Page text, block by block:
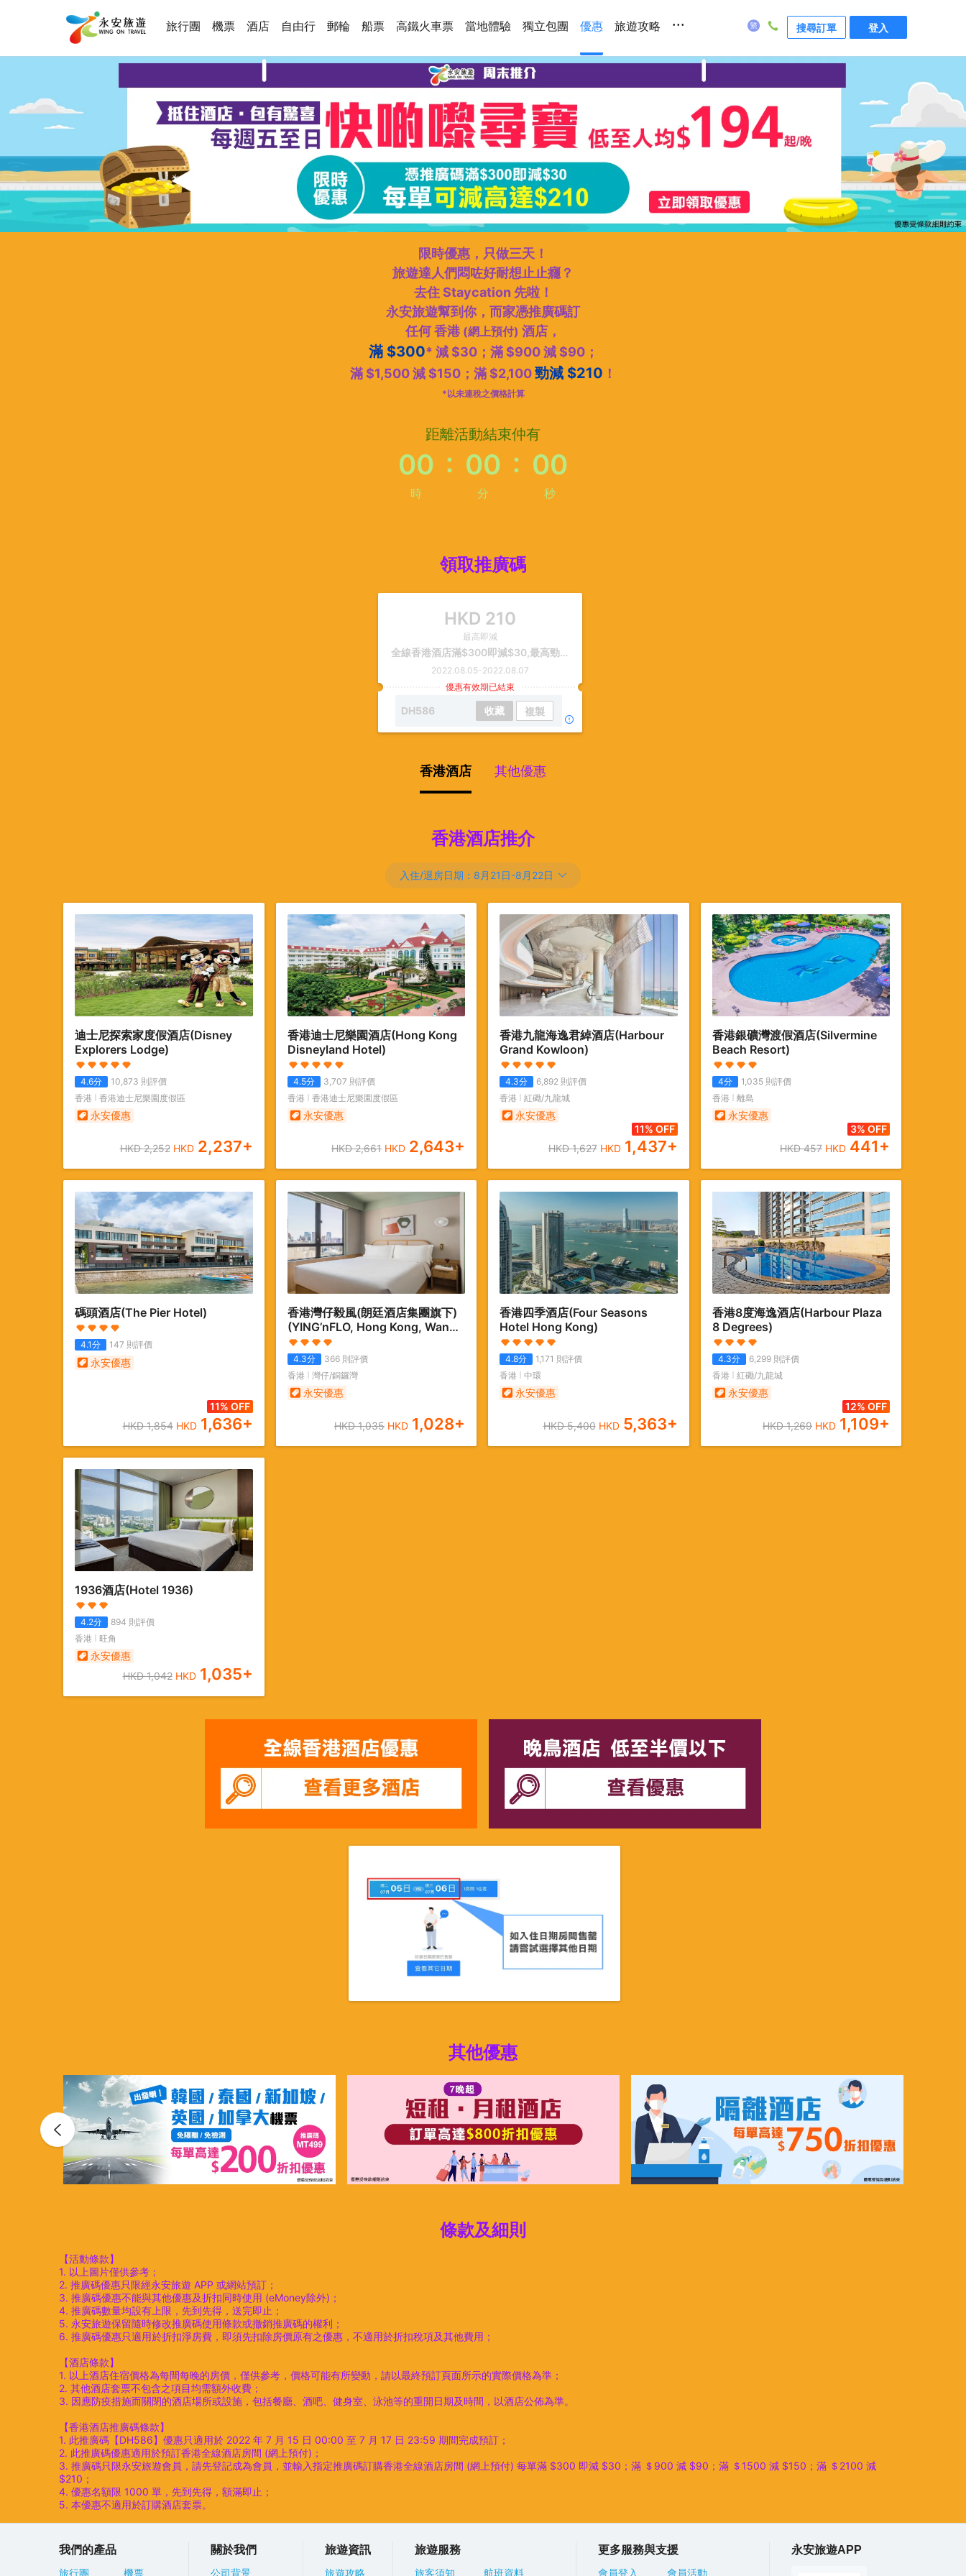
旅行團 機票 酒店 自由行 郵輪 船票 高鐵火車票 當地體驗 獨立包團 優惠 旅遊攻略 ... 搜尋訂單 登入
限時優惠，只做三天！
旅遊達人們悶咗好耐想止止癮？
去住 Staycation 先啦！
永安旅遊幫到你，而家憑推廣碼訂
任何 香港 (網上預付) 酒店，
滿 $300* 減 $30；滿 $900 減 $90；
滿 $1,500 減 $150；滿 $2,100勁減 $210 ！
*以未連稅之價格計算
距離活動結束仲有
00
時
: 00
分
: 00
秒
領取推廣碼
HKD 210
最高即減
全線香港酒店滿$300即減$30,最高勁減$210
2022.08.05-2022.08.07
優惠有效期已結束
DH586 收藏 複製
香港酒店 其他優惠
香港酒店推介
入住/退房日期： 8月21日-8月22日
迪士尼探索家度假酒店(Disney
Explorers Lodge)
4.6分 10,873 則評價
香港
香港迪士尼樂園度假區
永安優惠
HKD2,252 HKD 2,237+
香港迪士尼樂園酒店(Hong Kong
Disneyland Hotel)
4.5分 3,707 則評價
香港
香港迪士尼樂園度假區
永安優惠
HKD2,661 HKD 2,643+
香港九龍海逸君綽酒店(Harbour
Grand Kowloon)
4.3分 6,892 則評價
香港
紅磡/九龍城
永安優惠
11% OFF
HKD1,627 HKD 1,437+
香港銀礦灣渡假酒店(Silvermine
Beach Resort)
4分 1,035則評價
香港
離島
永安優惠
3% OFF
HKD457 HKD 441+
碼頭酒店(The Pier Hotel)
4.1分 147 則評價
永安優惠
11% OFF
HKD1,854 HKD 1,636+
香港灣仔毅風(朗廷酒店集團旗下)
(YING’nFLO, Hong Kong, Wan
Chai (Langham Hospitality
Group))
4.3分 366則評價
香港
灣仔/銅鑼灣
永安優惠
HKD1,035 HKD 1,028+
香港四季酒店(Four Seasons
Hotel Hong Kong)
4.8分 1,171 則評價
香港
中環
永安優惠
HKD5,400 HKD 5,363+
香港8度海逸酒店(Harbour Plaza
8 Degrees)
4.3分 6,299則評價
香港
紅磡/九龍城
永安優惠
12% OFF
HKD1,269 HKD 1,109+
1936酒店(Hotel 1936)
4.2分 894 則評價
香港
旺角
永安優惠
HKD1,042 HKD 1,035+
其他優惠
條款及細則
【活動條款】
1. 以上圖片僅供參考；
2. 推廣碼優惠只限經永安旅遊 APP 或網站預訂；
3. 推廣碼優惠不能與其他優惠及折扣同時使用 (eMoney除外)；
4. 推廣碼數量均設有上限，先到先得，送完即止；
5. 永安旅遊保留隨時修改推廣碼使用條款或撤銷推廣碼的權利；
6. 推廣碼優惠只適用於折扣淨房費，即須先扣除房價原有之優惠，不適用於折扣稅項及其他費用；
【酒店條款】
1. 以上酒店住宿價格為每間每晚的房價，僅供參考，價格可能有所變動，請以最終預訂頁面所示的實際價格為準；
2. 其他酒店套票不包含之項目均需額外收費；
3. 因應防疫措施而關閉的酒店場所或設施，包括餐廳、酒吧、健身室、泳池等的重開日期及時間，以酒店公佈為準。
【香港酒店推廣碼條款】
1. 此推廣碼【DH586】優惠只適用於 2022 年 7 月 15 日 00:00 至 7 月 17 日 23:59 期間完成預訂；
2. 此推廣碼優惠適用於預訂香港全線酒店房間 (網上預付)；
3. 推廣碼只限永安旅遊會員，請先登記成為會員，並輸入指定推廣碼訂購香港全線酒店房間 (網上預付) 每單滿 $300 即減 $30；滿 ＄900 減 $90；滿 ＄1500 減 $150；滿 ＄2100 減
$210；
4. 優惠名額限 1000 單，先到先得，額滿即止；
5. 本優惠不適用於訂購酒店套票。
我們的產品
旅行團 機票
關於我們
公司背景
旅遊資訊
旅遊攻略
旅遊服務
旅客須知 航班資料
更多服務與支援
會員登入 會員活動
永安旅遊APP